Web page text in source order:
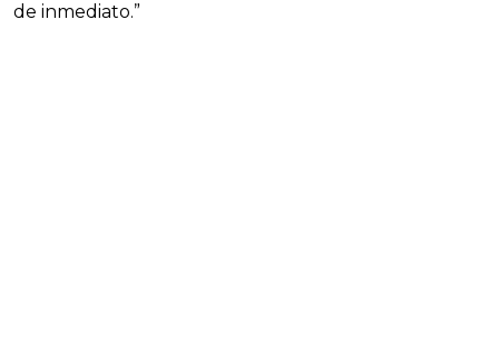
de inmediato.”